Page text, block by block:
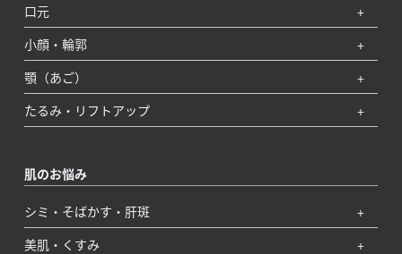
口元
小顔・輪郭
顎（あご）
たるみ・リフトアップ
肌のお悩み
シミ・そばかす・肝斑
美肌・くすみ